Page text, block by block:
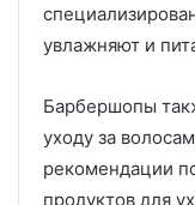
увлажняют и
Барбершопы
уходу за
рекомендации
продуктов для